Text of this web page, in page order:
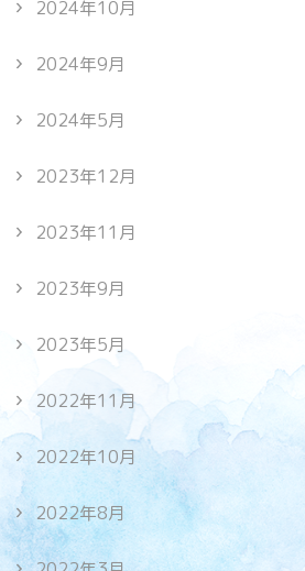
2024年10月
2024年9月
2024年5月
2023年12月
2023年11月
2023年9月
2023年5月
2022年11月
2022年10月
2022年8月